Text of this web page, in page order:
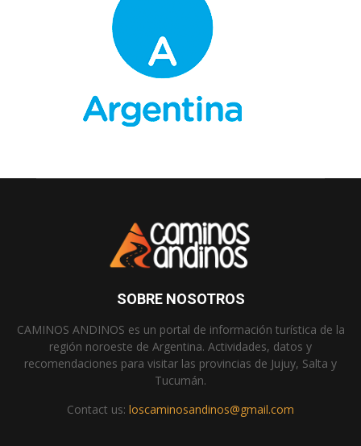
SOBRE NOSOTROS
CAMINOS ANDINOS es un portal de información turística de la
región noroeste de Argentina. Actividades, datos y
recomendaciones para visitar las provincias de Jujuy, Salta y
Tucumán.
Contact us: loscaminosandinos@gmail.com